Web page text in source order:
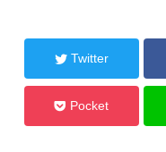
Twitter
Pocket